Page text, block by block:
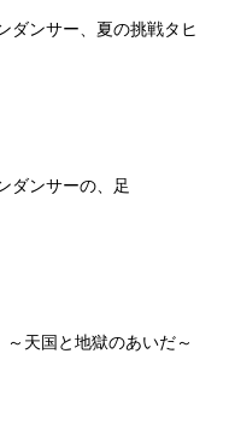
ダンサー、夏の挑戦タヒ
ダンサーの、足
天国と地獄のあいだ～